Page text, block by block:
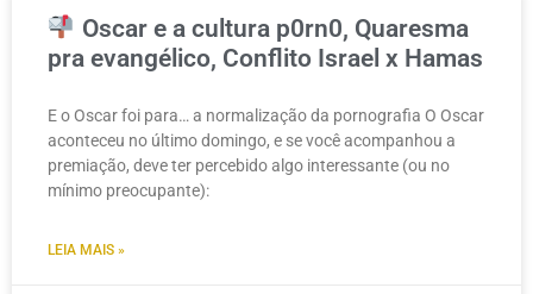
Oscar e a cultura p0rn0, Quaresma
pra evangélico, Conflito Israel x Hamas
E o Oscar foi para… a normalização da pornografia O Oscar
aconteceu no último domingo, e se você acompanhou a
premiação, deve ter percebido algo interessante (ou no
mínimo preocupante):
LEIA MAIS »